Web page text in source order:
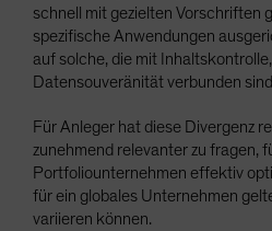
schnell mit gezielten Vorschriften
spezifische Anwendungen
auf solche, die mit
Datensouveränität verbunden
Für Anleger hat diese Divergenz
zunehmend relevanter zu fragen,
Portfoliounternehmen effektiv
für ein globales Unternehmen
variieren können.